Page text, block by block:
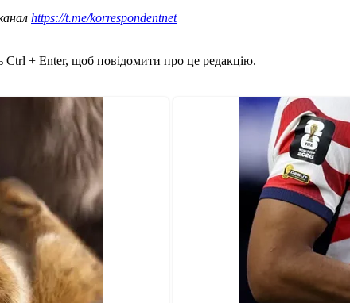
https://t.me/korrespondentnet
Ctrl + Enter, щоб повідомити про це редакцію.